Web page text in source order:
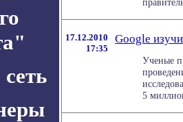
17.12.2010
17:35
Google
Ученые
5